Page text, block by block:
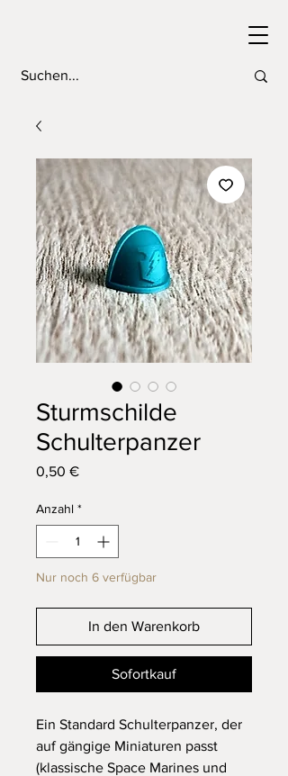
Sturmschilde
Schulterpanzer
0,50 €Preis
Anzahl *
Nur noch 6 verfügbar
In den Warenkorb
Sofortkauf
Ein Standard Schulterpanzer, der
auf gängige Miniaturen passt
(klassische Space Marines und